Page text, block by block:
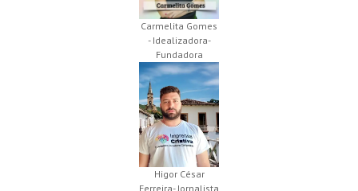
Carmelita Gomes
- Idealizadora-
Fundadora
Higor César
Ferreira- Jornalista